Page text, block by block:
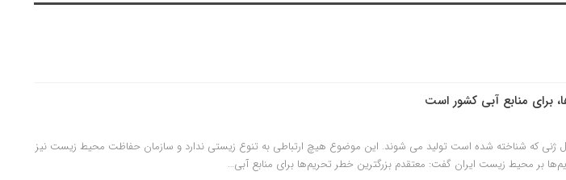
منابع آبی کشور است
ژنی که شناخته شده است تولید می شوند. این موضوع هیچ ارتباطی به تنوع زیستی ندارد و سازمان حفاظت محیط زیست نیز
بر محیط زیست ایران گفت: معتقدم بزرگترین خطر تحریم‌ها برای منابع آبی…